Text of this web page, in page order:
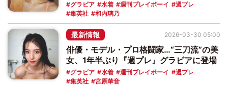
グラビア 水着 週刊プレイボーイ
週プレ
集英社
和内璃乃
最新情報
俳優・モデル・プロ格闘家…“三刀流”の美
女、1年半ぶり『週プレ』グラビアに登場
グラビア 水着 週刊プレイボーイ
週プレ
集英社
宮原華音
2026-03-30 05:00